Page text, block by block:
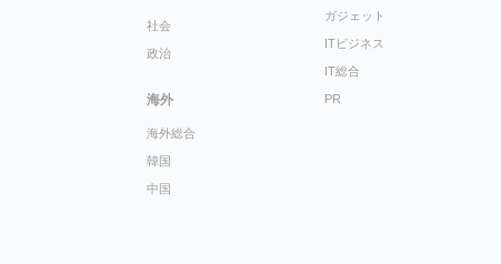
社会
政治
海外
海外総合
韓国
中国
ガジェット
ITビジネス
IT総合
PR